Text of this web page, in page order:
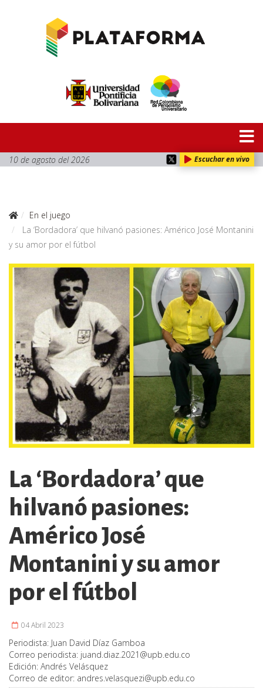
10 de agosto del 2026 Escuchar en vivo
En el juego
La ‘Bordadora’ que hilvanó pasiones: Américo José Montanini
y su amor por el fútbol
La ‘Bordadora’ que
hilvanó pasiones:
Américo José
Montanini y su amor
por el fútbol
04 Abril 2023
Periodista: Juan David Díaz Gamboa
Correo periodista: juand.diaz.2021@upb.edu.co
Edición: Andrés Velásquez
Correo de editor: andres.velasquezi@upb.edu.co